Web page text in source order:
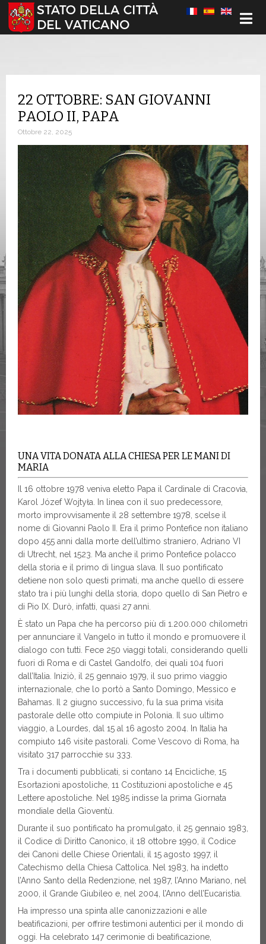
Seleziona la tua lingua
22 OTTOBRE: SAN GIOVANNI
PAOLO II, PAPA
Ottobre 22, 2025
UNA VITA DONATA ALLA CHIESA PER LE MANI DI
MARIA
Il 16 ottobre 1978 veniva eletto Papa il Cardinale di Cracovia,
Karol Józef Wojtyła. In linea con il suo predecessore,
morto improvvisamente il 28 settembre 1978, scelse il
nome di Giovanni Paolo II. Era il primo Pontefice non italiano
dopo 455 anni dalla morte dell’ultimo straniero, Adriano VI
di Utrecht, nel 1523. Ma anche il primo Pontefice polacco
della storia e il primo di lingua slava. Il suo pontificato
detiene non solo questi primati, ma anche quello di essere
stato tra i più lunghi della storia, dopo quello di San Pietro e
di Pio IX. Durò, infatti, quasi 27 anni.
È stato un Papa che ha percorso più di 1.200.000 chilometri
per annunciare il Vangelo in tutto il mondo e promuovere il
dialogo con tutti. Fece 250 viaggi totali, considerando quelli
fuori di Roma e di Castel Gandolfo, dei quali 104 fuori
dall’Italia. Iniziò, il 25 gennaio 1979, il suo primo viaggio
internazionale, che lo portò a Santo Domingo, Messico e
Bahamas. Il 2 giugno successivo, fu la sua prima visita
pastorale delle otto compiute in Polonia. Il suo ultimo
viaggio, a Lourdes, dal 15 al 16 agosto 2004. In Italia ha
compiuto 146 visite pastorali. Come Vescovo di Roma, ha
visitato 317 parrocchie su 333.
Tra i documenti pubblicati, si contano 14 Encicliche, 15
Esortazioni apostoliche, 11 Costituzioni apostoliche e 45
Lettere apostoliche. Nel 1985 indisse la prima Giornata
mondiale della Gioventù.
Durante il suo pontificato ha promulgato, il 25 gennaio 1983,
il Codice di Diritto Canonico, il 18 ottobre 1990, il Codice
dei Canoni delle Chiese Orientali, il 15 agosto 1997, il
Catechismo della Chiesa Cattolica. Nel 1983, ha indetto
l’Anno Santo della Redenzione, nel 1987, l’Anno Mariano, nel
2000, il Grande Giubileo e, nel 2004, l’Anno dell’Eucaristia.
Ha impresso una spinta alle canonizzazioni e alle
beatificazioni, per offrire testimoni autentici per il mondo di
oggi. Ha celebrato 147 cerimonie di beatificazione,